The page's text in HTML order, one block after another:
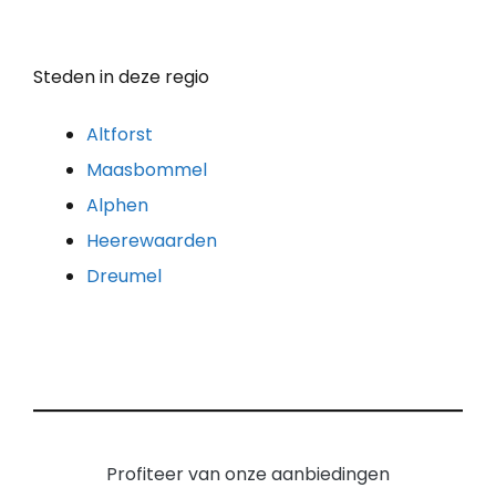
Steden in deze regio
Altforst
Maasbommel
Alphen
Heerewaarden
Dreumel
Profiteer van onze aanbiedingen